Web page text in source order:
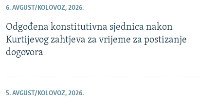
6. AVGUST/KOLOVOZ, 2026.
Odgođena konstitutivna sjednica nakon
Kurtijevog zahtjeva za vrijeme za postizanje
dogovora
5. AVGUST/KOLOVOZ, 2026.